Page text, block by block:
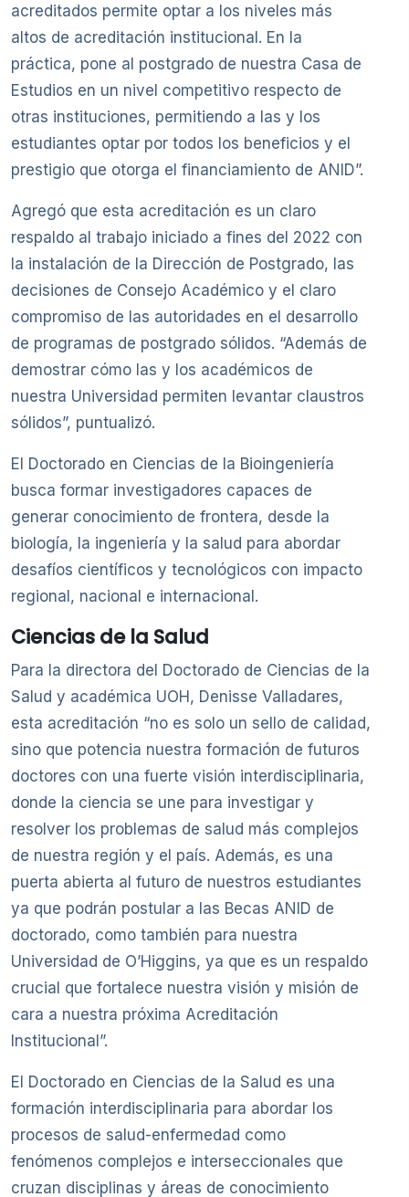
acreditados permite optar a los niveles más
altos de acreditación institucional. En la
práctica, pone al postgrado de nuestra Casa de
Estudios en un nivel competitivo respecto de
otras instituciones, permitiendo a las y los
estudiantes optar por todos los beneficios y el
prestigio que otorga el financiamiento de ANID”.
Agregó que esta acreditación es un claro
respaldo al trabajo iniciado a fines del 2022 con
la instalación de la Dirección de Postgrado, las
decisiones de Consejo Académico y el claro
compromiso de las autoridades en el desarrollo
de programas de postgrado sólidos. “Además de
demostrar cómo las y los académicos de
nuestra Universidad permiten levantar claustros
sólidos”, puntualizó.
El Doctorado en Ciencias de la Bioingeniería
busca formar investigadores capaces de
generar conocimiento de frontera, desde la
biología, la ingeniería y la salud para abordar
desafíos científicos y tecnológicos con impacto
regional, nacional e internacional.
Ciencias de la Salud
Para la directora del Doctorado de Ciencias de la
Salud y académica UOH, Denisse Valladares,
esta acreditación “no es solo un sello de calidad,
sino que potencia nuestra formación de futuros
doctores con una fuerte visión interdisciplinaria,
donde la ciencia se une para investigar y
resolver los problemas de salud más complejos
de nuestra región y el país. Además, es una
puerta abierta al futuro de nuestros estudiantes
ya que podrán postular a las Becas ANID de
doctorado, como también para nuestra
Universidad de O’Higgins, ya que es un respaldo
crucial que fortalece nuestra visión y misión de
cara a nuestra próxima Acreditación
Institucional”.
El Doctorado en Ciencias de la Salud es una
formación interdisciplinaria para abordar los
procesos de salud-enfermedad como
fenómenos complejos e interseccionales que
cruzan disciplinas y áreas de conocimiento